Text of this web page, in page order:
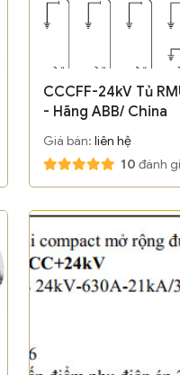
CCCFF-24kV Tủ
- Hãng ABB/ China
Giá bán: liên hệ
10 đánh